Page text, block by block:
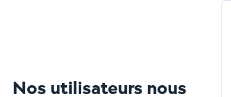
Nos utilisateurs nous